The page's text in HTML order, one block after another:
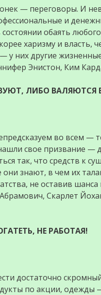
— переговоры. И
и
обаять
харизму и власть,
у них другие
Энистон, Ким
ЛИБО ВАЛЯЮТСЯ
во всем —
свое призвание —
так, что средств к
они знают, в чем их
не оставив
Скарлет
НЕ РАБОТАЯ!
достаточно
по акции,